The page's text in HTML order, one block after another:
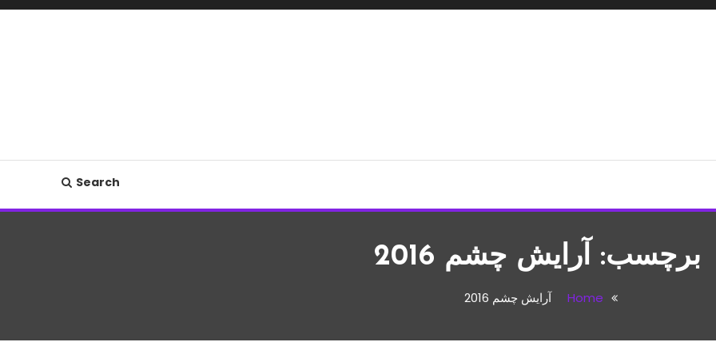
Search
برچسب: آرایش چشم 2016
Home آرایش چشم 2016